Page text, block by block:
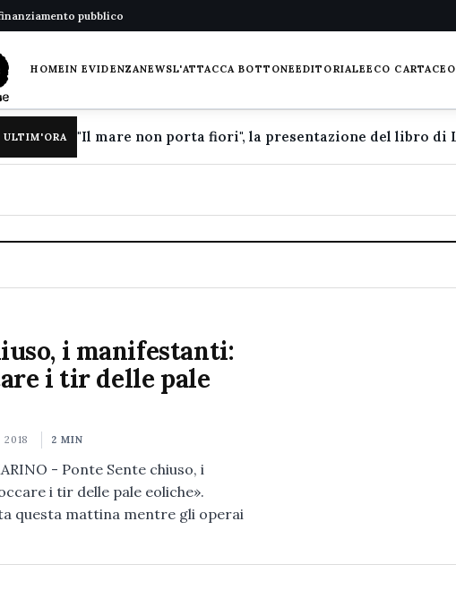
pubblico
HOMEIN EVIDENZANEWSL'ATTACCA BOTTONEEDITORIALEECO CARTACEO
ULTIM'ORA
i manifestanti:
i tir delle pale
2 MIN
- Ponte Sente chiuso, i
i tir delle pale eoliche».
questa mattina mentre gli operai